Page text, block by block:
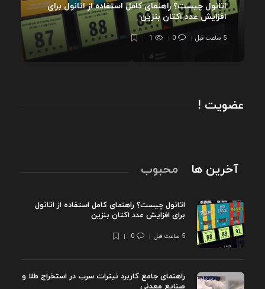
اتانول چیست؟ راهنمای کامل استفاده از اتانول برای
افزایش عدد اکتان بنزین
5 ساعت قبل 0
1
عضویت !
آخرین ها محبوب
اتانول چیست؟ راهنمای کامل استفاده از اتانول
برای افزایش عدد اکتان بنزین
5 ساعت قبل 0
راهنمای جامع کاربرد نیترات سرب در استخراج طلا و
صنایع معدنی